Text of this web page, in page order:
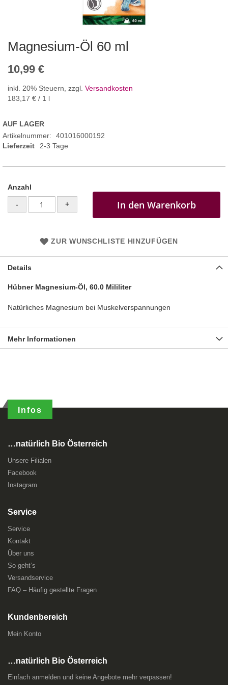
Magnesium-Öl 60 ml
10,99 €
inkl. 20% Steuern, zzgl. Versandkosten
183,17 € / 1 l
AUF LAGER
Artikelnummer
401016000192
Lieferzeit
2-3 Tage
Anzahl
- + In den Warenkorb
ZUR WUNSCHLISTE HINZUFÜGEN
Details
Hübner Magnesium-Öl, 60.0 Mililiter
Natürliches Magnesium bei Muskelverspannungen
Mehr Informationen
Infos
…natürlich Bio Österreich
Unsere Filialen
Facebook
Instagram
Service
Service
Kontakt
Über uns
So geht’s
Versandservice
FAQ – Häufig gestellte Fragen
Kundenbereich
Mein Konto
…natürlich Bio Österreich
Einfach anmelden und keine Angebote mehr verpassen!